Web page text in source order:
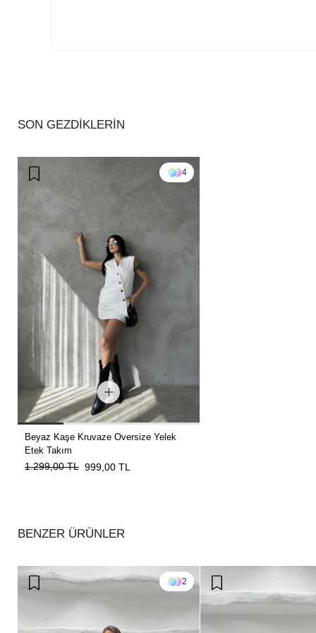
SON GEZDİKLERİN
4
Beyaz Kaşe Kruvaze Oversize Yelek
Etek Takım
1.299,00 TL 999,00 TL
BENZER ÜRÜNLER
2